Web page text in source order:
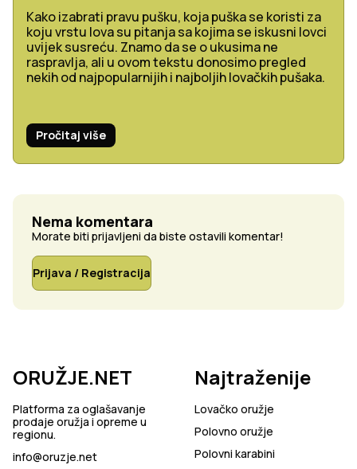
Kako izabrati pravu pušku, koja puška se koristi za
koju vrstu lova su pitanja sa kojima se iskusni lovci
uvijek susreću. Znamo da se o ukusima ne
raspravlja, ali u ovom tekstu donosimo pregled
nekih od najpopularnijih i najboljih lovačkih pušaka.
Pročitaj više
Nema komentara
Morate biti prijavljeni da biste ostavili komentar!
Prijava / Registracija
ORUŽJE.NET
Platforma za oglašavanje
prodaje oružja i opreme u
regionu.
info@oruzje.net
Najtraženije
Lovačko oružje
Polovno oružje
Polovni karabini